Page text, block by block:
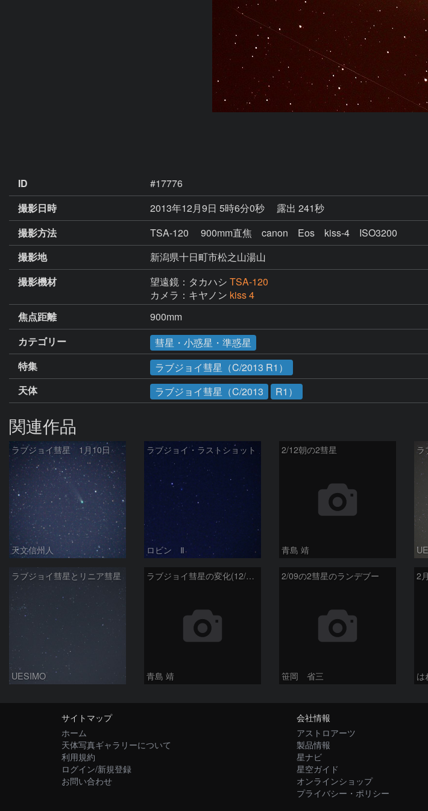
ID
#17776
撮影日時
2013年12月9日 5時6分0秒
露出 241秒
撮影方法
TSA-120 900mm直焦 canon Eos kiss-4 ISO3200
撮影地
新潟県十日町市松之山湯山
撮影機材
望遠鏡：タカハシ TSA-120
カメラ：キヤノン kiss 4
焦点距離
900mm
カテゴリー
彗星・小惑星・準惑星
特集
ラブジョイ彗星（C/2013 R1）
天体
ラブジョイ彗星（C/2013 R1）
関連作品
ラブジョイ彗星 1月10日
天文信州人
ラブジョイ・ラストショット
ロビン Ⅱ
2/12朝の2彗星
青島 靖
ラ
ラブジョイ彗星とリニア彗星
UESIMO
ラブジョイ彗星の変化(12/29～1/29)
青島 靖
2/09の2彗星のランデブー
笹岡 省三 は
サイトマップ
ホーム
天体写真ギャラリーについて
利用規約
ログイン/新規登録
お問い合わせ
会社情報
アストロアーツ
製品情報
星ナビ
星空ガイド
オンラインショップ
プライバシー・ポリシー